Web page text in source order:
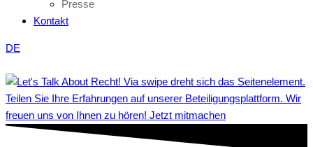
Presse
Kontakt
DE
Teilen Sie Ihre Erfahrungen auf unserer Beteiligungsplattform. Wir
freuen uns von Ihnen zu hören! Jetzt mitmachen